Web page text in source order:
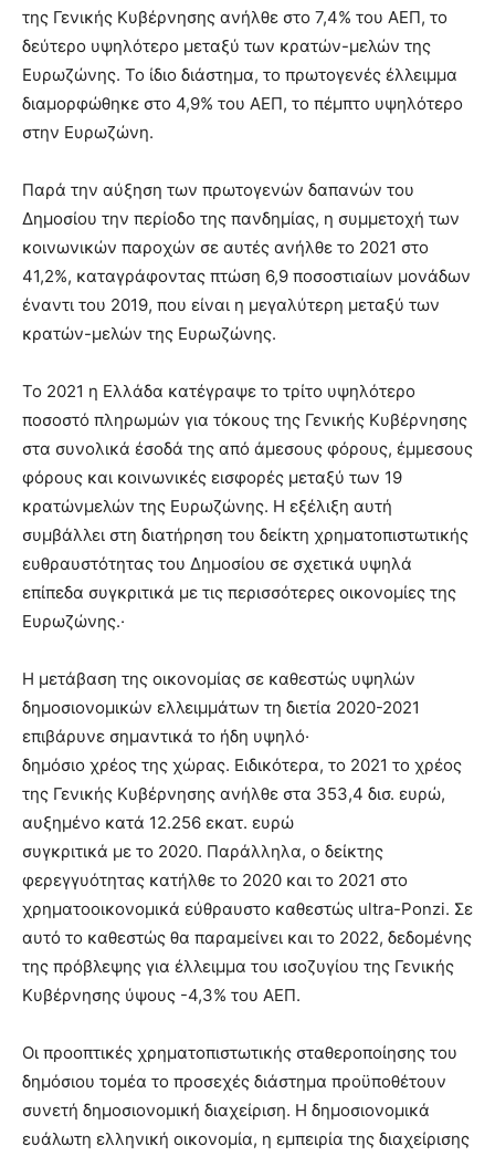
της Γενικής Κυβέρνησης ανήλθε στο 7,4% του ΑΕΠ, το
δεύτερο υψηλότερο μεταξύ των κρατών-μελών της
Ευρωζώνης. Το ίδιο διάστημα, το πρωτογενές έλλειμμα
διαμορφώθηκε στο 4,9% του ΑΕΠ, το πέμπτο υψηλότερο
στην Ευρωζώνη.
Παρά την αύξηση των πρωτογενών δαπανών του
Δημοσίου την περίοδο της πανδημίας, η συμμετοχή των
κοινωνικών παροχών σε αυτές ανήλθε το 2021 στο
41,2%, καταγράφοντας πτώση 6,9 ποσοστιαίων μονάδων
έναντι του 2019, που είναι η μεγαλύτερη μεταξύ των
κρατών-μελών της Ευρωζώνης.
Το 2021 η Ελλάδα κατέγραψε το τρίτο υψηλότερο
ποσοστό πληρωμών για τόκους της Γενικής Κυβέρνησης
στα συνολικά έσοδά της από άμεσους φόρους, έμμεσους
φόρους και κοινωνικές εισφορές μεταξύ των 19
κρατώνμελών της Ευρωζώνης. Η εξέλιξη αυτή
συμβάλλει στη διατήρηση του δείκτη χρηματοπιστωτικής
ευθραυστότητας του Δημοσίου σε σχετικά υψηλά
επίπεδα συγκριτικά με τις περισσότερες οικονομίες της
Ευρωζώνης.·
Η μετάβαση της οικονομίας σε καθεστώς υψηλών
δημοσιονομικών ελλειμμάτων τη διετία 2020-2021
επιβάρυνε σημαντικά το ήδη υψηλό·
δημόσιο χρέος της χώρας. Ειδικότερα, το 2021 το χρέος
της Γενικής Κυβέρνησης ανήλθε στα 353,4 δισ. ευρώ,
αυξημένο κατά 12.256 εκατ. ευρώ
συγκριτικά με το 2020. Παράλληλα, ο δείκτης
φερεγγυότητας κατήλθε το 2020 και το 2021 στο
χρηματοοικονομικά εύθραυστο καθεστώς ultra-Ponzi. Σε
αυτό το καθεστώς θα παραμείνει και το 2022, δεδομένης
της πρόβλεψης για έλλειμμα του ισοζυγίου της Γενικής
Κυβέρνησης ύψους -4,3% του ΑΕΠ.
Οι προοπτικές χρηματοπιστωτικής σταθεροποίησης του
δημόσιου τομέα το προσεχές διάστημα προϋποθέτουν
συνετή δημοσιονομική διαχείριση. Η δημοσιονομικά
ευάλωτη ελληνική οικονομία, η εμπειρία της διαχείρισης